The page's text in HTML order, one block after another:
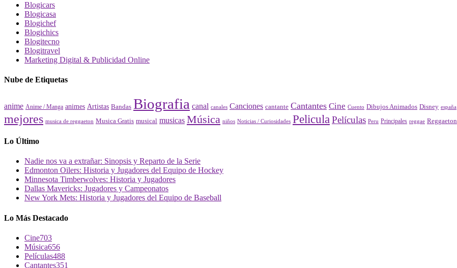
Blogicars
Blogicasa
Blogichef
Blogichics
Blogitecno
Blogitravel
Marketing Digital & Publicidad Online
Nube de Etiquetas
anime Anime / Manga animes Artistas Bandas Biografia canal canales Canciones cantante Cantantes Cine Cuento Dibujos Animados Disney españa
mejores musica de reggaeton Musica Gratis musical musicas Música niños Noticias / Curiosidades Pelicula Películas Peru Principales reggae Reggaeton
Lo Último
Nadie nos va a extrañar: Sinopsis y Reparto de la Serie
Edmonton Oilers: Historia y Jugadores del Equipo de Hockey
Minnesota Timberwolves: Historia y Jugadores
Dallas Mavericks: Jugadores y Campeonatos
New York Mets: Historia y Jugadores del Equipo de Baseball
Lo Más Destacado
Cine703
Música656
Películas488
Cantantes351